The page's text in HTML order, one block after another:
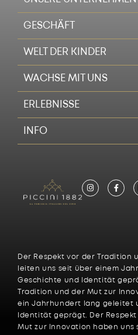
GESCHÄFT
WELT DER KINDER
WACHSE MIT UNS
ERLEBNISSE
INFO
Der Respekt vor der Tradition
leiten uns seit über einem
Geschichte und Identität
Tradition und der Mut zur
ein Jahrhundert lang geleitet
Identität geprägt. Der
Mut zur Innovation haben uns